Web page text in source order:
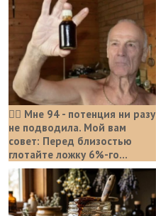
❤️‍🔥 Мне 94 - потенция ни разу
не подводила. Мой вам
совет: Перед близостью
глотайте ложку 6%-го...